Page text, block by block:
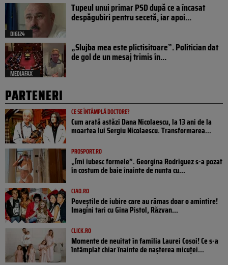
DIGI24
Tupeul unui primar PSD după ce a încasat
despăgubiri pentru secetă, iar apoi...
MEDIAFAX
„Slujba mea este plictisitoare”. Politician dat
de gol de un mesaj trimis în...
PARTENERI
CE SE ÎNTÂMPLĂ DOCTORE?
Cum arată astăzi Dana Nicolaescu, la 13 ani de la
moartea lui Sergiu Nicolaescu. Transformarea...
PROSPORT.RO
„Îmi iubesc formele”. Georgina Rodriguez s-a pozat
în costum de baie înainte de nunta cu...
CIAO.RO
Poveştile de iubire care au rămas doar o amintire!
Imagini tari cu Gina Pistol, Răzvan...
CLICK.RO
Momente de neuitat în familia Laurei Cosoi! Ce s-a
întâmplat chiar înainte de nașterea micuței...